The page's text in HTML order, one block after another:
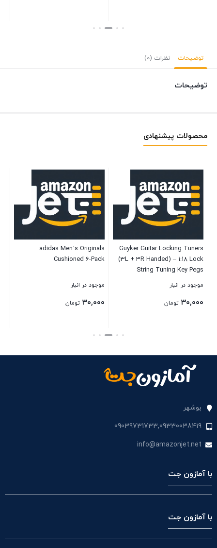
بستن
توضیحات نظرات (0)
توضیحات
محصولات پیشنهادی
Guyker Guitar Locking Tuners
(3L + 3R Handed) – 1:18 Lock
String Tuning Key Pegs
Machine Head with Hexagonal
SG LP Style Electric, Folk or
موجود در انبار
۳۰,۰۰۰ تومان
adidas Men’s Originals
Cushioned 6-Pack
موجود در انبار
۳۰,۰۰۰ تومان
بستن
بوشهر
09039731733,09330038419
info@amazonjet.net
با آمازون جت
با آمازون جت